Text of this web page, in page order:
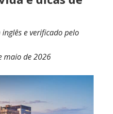
e verificado pelo
maio de 2026